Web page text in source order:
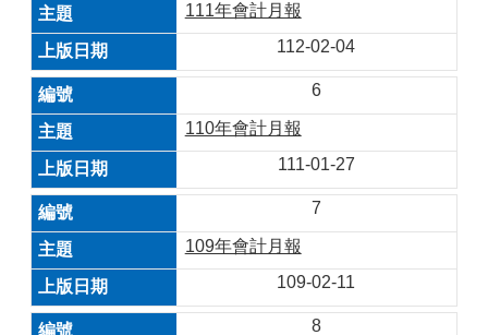
111年會計月報
112-02-04
6
110年會計月報
111-01-27
7
109年會計月報
109-02-11
8